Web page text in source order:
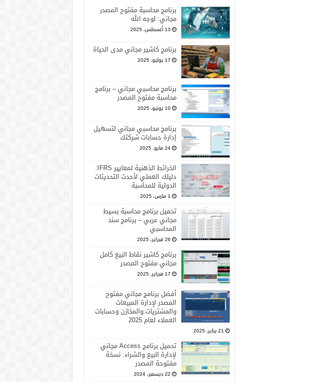
برنامج محاسبة مفتوح المصدر
مجاني: لوجه الله
13 أغسطس، 2025
برنامج كاشير مجاني مدى الحياة
17 يوليو، 2025
برنامج محاسبي مجاني – برنامج
محاسبة مفتوح المصدر
10 يونيو، 2025
برنامج محاسبي مجاني لتسهيل
إدارة حسابات شركتك
24 مايو، 2025
الخرائط الذهنية لمعايير IFRS:
دليلك العملي لأحدث التحديثات
الدولية للمحاسبة
1 مارس، 2025
تحميل برنامج محاسبة بسيط
مجاني عربي – برنامج سند
المحاسبي
26 فبراير، 2025
برنامج كاشير نقاط البيع كامل
مجاني مفتوح المصدر
17 فبراير، 2025
أفضل برنامج مجاني مفتوح
المصدر لإدارة المبيعات
والمشتريات والمخازن وحسابات
العملاء لعام 2025
21 يناير، 2025
تحميل برنامج Access مجاني
لإدارة البيع والشراء: نسخة
مفتوحة المصدر
22 ديسمبر، 2024